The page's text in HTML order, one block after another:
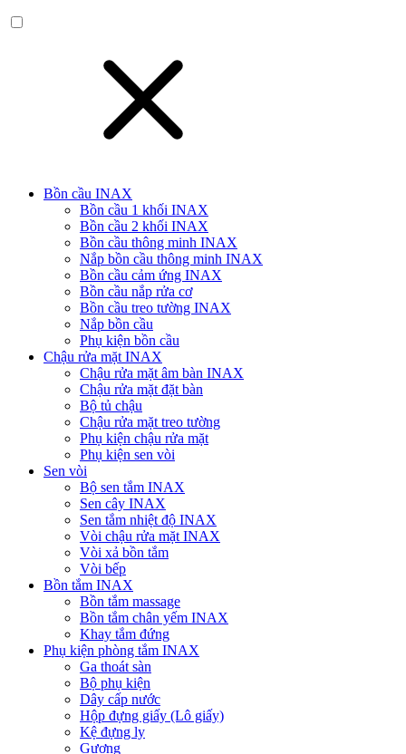
Bồn cầu INAX
Bồn cầu 1 khối INAX
Bồn cầu 2 khối INAX
Bồn cầu thông minh INAX
Nắp bồn cầu thông minh INAX
Bồn cầu cảm ứng INAX
Bồn cầu nắp rửa cơ
Bồn cầu treo tường INAX
Nắp bồn cầu
Phụ kiện bồn cầu
Chậu rửa mặt INAX
Chậu rửa mặt âm bàn INAX
Chậu rửa mặt đặt bàn
Bộ tủ chậu
Chậu rửa mặt treo tường
Phụ kiện chậu rửa mặt
Phụ kiện sen vòi
Sen vòi
Bộ sen tắm INAX
Sen cây INAX
Sen tắm nhiệt độ INAX
Vòi chậu rửa mặt INAX
Vòi xả bồn tắm
Vòi bếp
Bồn tắm INAX
Bồn tắm massage
Bồn tắm chân yếm INAX
Khay tắm đứng
Phụ kiện phòng tắm INAX
Ga thoát sàn
Bộ phụ kiện
Dây cấp nước
Hộp đựng giấy (Lô giấy)
Kệ đựng ly
Gương